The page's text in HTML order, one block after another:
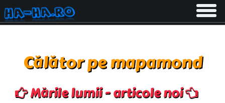
Toggle
Călător pe mapamond
Mările lumii - articole noi